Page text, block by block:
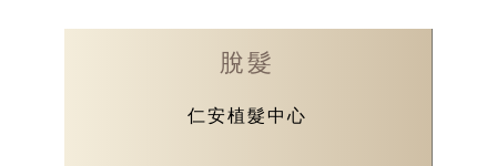
脫髮
仁安植髮中心